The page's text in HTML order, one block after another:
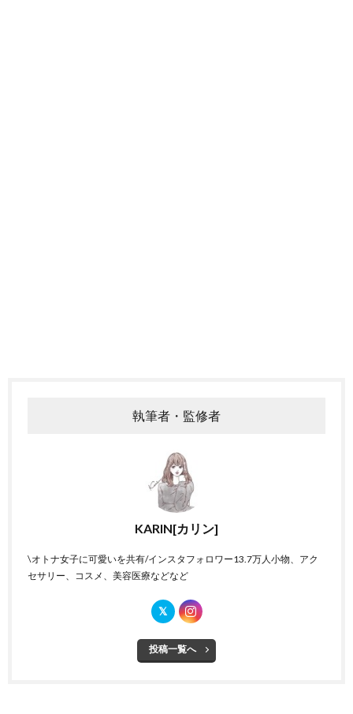
執筆者・監修者
KARIN[カリン]
\オトナ女子に可愛いを共有/インスタフォロワー13.7万人小物、アク
セサリー、コスメ、美容医療などなど
投稿一覧へ